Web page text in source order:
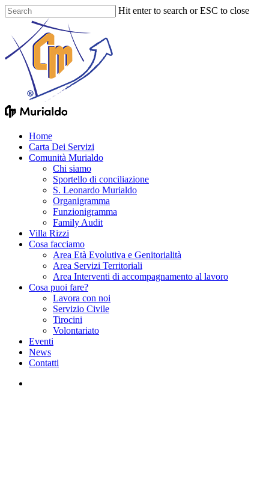
Skip
to
content
Hit enter to search or ESC to close
Menu
Home
Carta Dei Servizi
Comunità Murialdo
Chi siamo
Sportello di conciliazione
S. Leonardo Murialdo
Organigramma
Funzionigramma
Family Audit
Villa Rizzi
Cosa facciamo
Area Età Evolutiva e Genitorialità
Area Servizi Territoriali
Area Interventi di accompagnamento al lavoro
Cosa puoi fare?
Lavora con noi
Servizio Civile
Tirocini
Volontariato
Eventi
News
Contatti